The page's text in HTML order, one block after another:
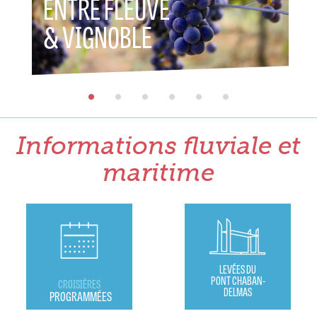
& VIGNOBLE
Informations fluviale et
maritime
CROISIÈRES
PROGRAMMÉES
LEVÉES DU
PONT CHABAN-
DELMAS